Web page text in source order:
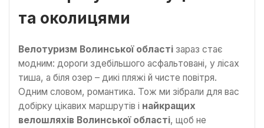
та околицями
Велотуризм Волинської області зараз стає
модним: дороги здебільшого асфальтовані, у лісах
тиша, а біля озер – дикі пляжі й чисте повітря.
Одним словом, романтика. Тож ми зібрали для вас
добірку цікавих маршрутів і найкращих
велошляхів Волинської області, щоб не